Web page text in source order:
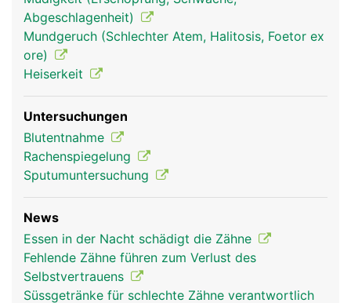
die über die Wurzelkanäle in die Zahnhöhle
gelangen. Der Zahnfleischrand ist nicht mit dem
Zahnschmelz verwachsen, sondern erst mit der
tiefer liegenden Wurzelhaut, wodurch sich im
Bereich des Zahnhalses eine natürliche
Zahnfleischtasche bildet, die normalerweise
maximal zwei bis drei Millimeter tief ist.
Abgeschlagenheit)
Mundgeruch (Schlechter Atem, Halitosis, Foetor ex
ore)
Heiserkeit
Untersuchungen
Blutentnahme
Rachenspiegelung
Sputumuntersuchung
News
Essen in der Nacht schädigt die Zähne
Fehlende Zähne führen zum Verlust des
Selbstvertrauens
Süssgetränke für schlechte Zähne verantwortlich